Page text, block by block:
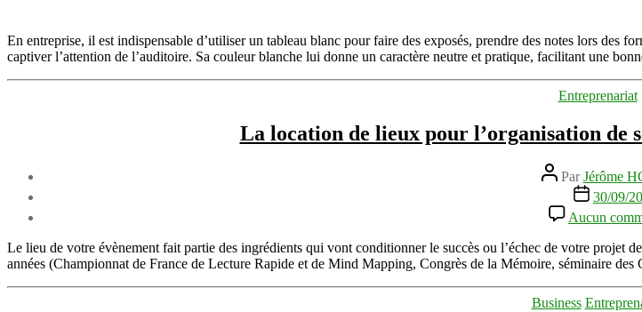
En entreprise, il est indispensable d’utiliser un tableau blanc pour faire des exposés, prendre des notes lors des
captiver l’attention de l’auditoire. Sa couleur blanche lui donne un caractère neutre et pratique, facilitant une
Entreprenariat
La location de lieux pour l’organisation de
Auteur
de
l’article
ParJérôme
Date
l’article
30/09/
Aucun
Le lieu de votre évènement fait partie des ingrédients qui vont conditionner le succès ou l’échec de votre projet
années (Championnat de France de Lecture Rapide et de Mind Mapping, Congrès de la Mémoire, séminaire
Business